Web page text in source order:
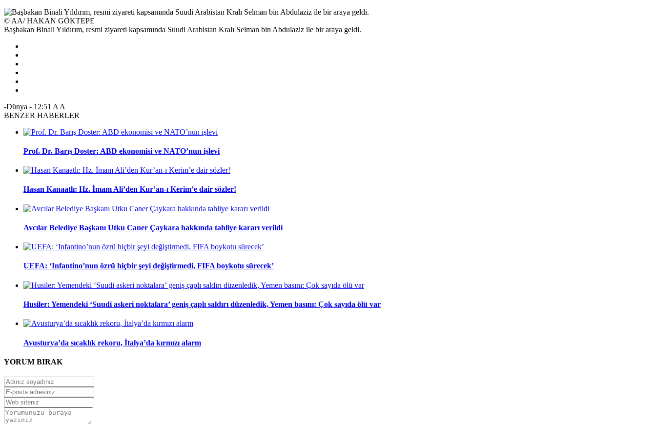
© AA/ HAKAN GÖKTEPE
Başbakan Binali Yıldırım, resmi ziyareti kapsamında Suudi Arabistan Kralı Selman bin Abdulaziz ile bir araya geldi.
-Dünya - 12:51 A A
BENZER HABERLER
Prof. Dr. Barış Doster: ABD ekonomisi ve NATO’nun işlevi
Hasan Kanaatlı: Hz. İmam Ali’den Kur’an-ı Kerim’e dair sözler!
Avcılar Belediye Başkanı Utku Caner Çaykara hakkında tahliye kararı verildi
UEFA: ‘Infantino’nun özrü hiçbir şeyi değiştirmedi, FIFA boykotu sürecek’
Husiler: Yemendeki ‘Suudi askeri noktalara’ geniş çaplı saldırı düzenledik, Yemen basını: Çok sayıda ölü var
Avusturya’da sıcaklık rekoru, İtalya’da kırmızı alarm
YORUM BIRAK